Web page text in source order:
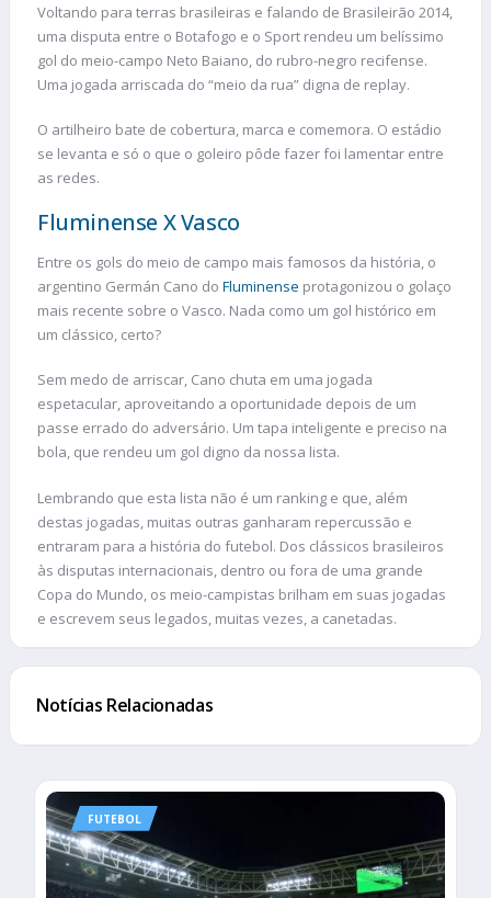
Voltando para terras brasileiras e falando de Brasileirão 2014,
uma disputa entre o Botafogo e o Sport rendeu um belíssimo
gol do meio-campo Neto Baiano, do rubro-negro recifense.
Uma jogada arriscada do “meio da rua” digna de replay.
O artilheiro bate de cobertura, marca e comemora. O estádio
se levanta e só o que o goleiro pôde fazer foi lamentar entre
as redes.
Fluminense X Vasco
Entre os gols do meio de campo mais famosos da história, o
argentino Germán Cano do Fluminense protagonizou o golaço
mais recente sobre o Vasco. Nada como um gol histórico em
um clássico, certo?
Sem medo de arriscar, Cano chuta em uma jogada
espetacular, aproveitando a oportunidade depois de um
passe errado do adversário. Um tapa inteligente e preciso na
bola, que rendeu um gol digno da nossa lista.
Lembrando que esta lista não é um ranking e que, além
destas jogadas, muitas outras ganharam repercussão e
entraram para a história do futebol. Dos clássicos brasileiros
às disputas internacionais, dentro ou fora de uma grande
Copa do Mundo, os meio-campistas brilham em suas jogadas
e escrevem seus legados, muitas vezes, a canetadas.
Notícias Relacionadas
FUTEBOL